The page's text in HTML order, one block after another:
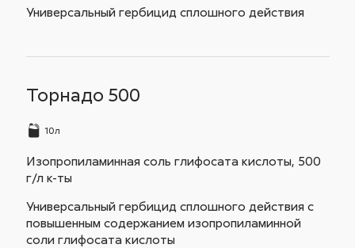
Универсальный гербицид сплошного действия
Торнадо 500
10л
Изопропиламинная соль глифосата кислоты, 500
г/л к-ты
Универсальный гербицид сплошного действия с
повышенным содержанием изопропиламинной
соли глифосата кислоты